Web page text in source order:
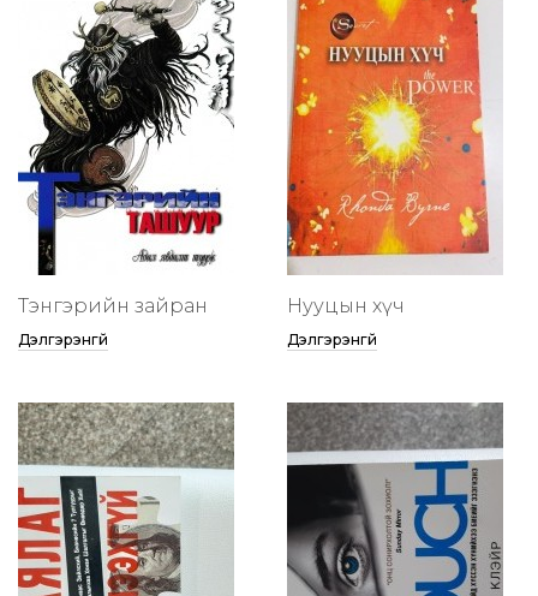
Тэнгэрийн зайран
Дэлгэрэнгүй
Нууцын хүч
Дэлгэрэнгүй